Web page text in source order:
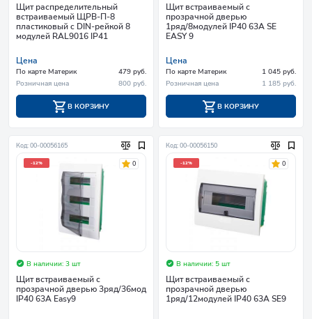
Щит распределительный
встраиваемый ЩРВ-П-8
пластиковый c DIN-рейкой 8
модулей RAL9016 IP41
Цена
По карте Материк
479 руб.
Розничная цена
800 руб.
В КОРЗИНУ
Щит встраиваемый с
прозрачной дверью
1ряд/8модулей IP40 63А SE
EASY 9
Цена
По карте Материк
1 045 руб.
Розничная цена
1 185 руб.
В КОРЗИНУ
Код: 00-00056165
-12% 0
В наличии: 3 шт
Щит встраиваемый с
прозрачной дверью 3ряд/36мод
IP40 63А Easy9
Код: 00-00056150
-12% 0
В наличии: 5 шт
Щит встраиваемый с
прозрачной дверью
1ряд/12модулей IP40 63А SE9